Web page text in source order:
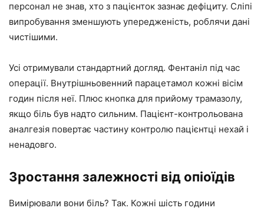
персонал не знав, хто з пацієнток зазнає дефіциту. Сліпі
випробування зменшують упередженість, роблячи дані
чистішими.
Усі отримували стандартний догляд. Фентаніл під час
операції. Внутрішньовенний парацетамол кожні вісім
годин після неї. Плюс кнопка для прийому трамазолу,
якщо біль був надто сильним. Пацієнт-контрольована
аналгезія повертає частину контролю пацієнтці нехай і
ненадовго.
Зростання залежності від опіоїдів
Вимірювали вони біль? Так. Кожні шість години